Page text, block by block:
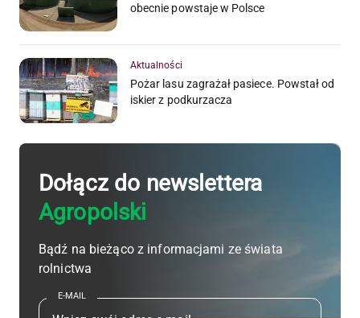
obecnie powstaje w Polsce
Aktualności
Pożar lasu zagrażał pasiece. Powstał od
iskier z podkurzacza
Dołącz do newslettera
Agropolski
Bądź na bieżąco z informacjami ze świata
rolnictwa
E-MAIL